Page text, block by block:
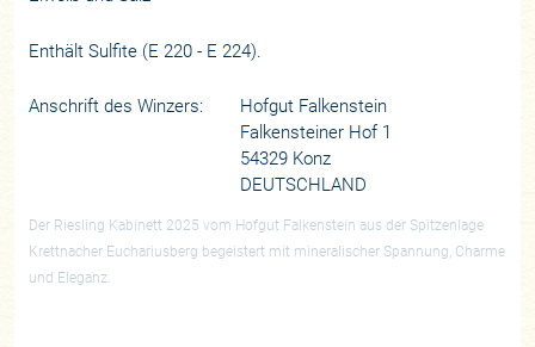
Enthält Sulfite (E 220 - E 224).
Anschrift des Winzers:
Hofgut Falkenstein
Falkensteiner Hof 1
54329 Konz
DEUTSCHLAND
Der Riesling Kabinett 2025 vom Hofgut Falkenstein aus der Spitzenlage
Krettnacher Euchariusberg begeistert mit mineralischer Spannung, Charme
und Eleganz.